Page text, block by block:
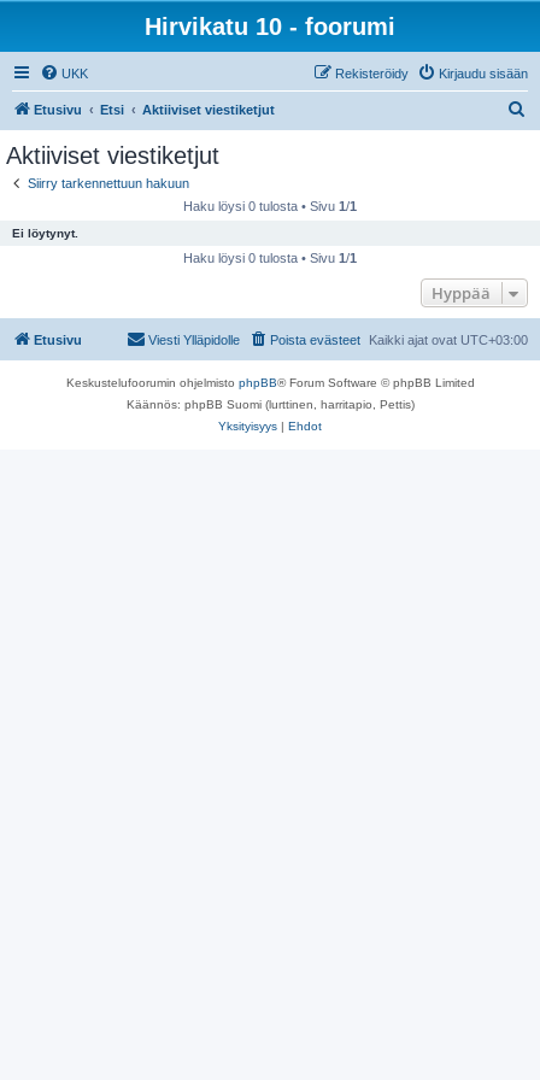
Hirvikatu 10 - foorumi
UKK Kirjaudu sisään
Rekisteröidy
Etusivu Etsi Aktiiviset viestiketjut
Aktiiviset viestiketjut
Siirry tarkennettuun hakuun
Haku löysi 0 tulosta • Sivu 1/1
Ei löytynyt.
Haku löysi 0 tulosta • Sivu 1/1
Hyppää
Etusivu Kaikki ajat ovat UTC+03:00
Poista evästeet
Viesti Ylläpidolle
Keskustelufoorumin ohjelmisto phpBB® Forum Software © phpBB Limited
Käännös: phpBB Suomi (lurttinen, harritapio, Pettis)
Yksityisyys | Ehdot